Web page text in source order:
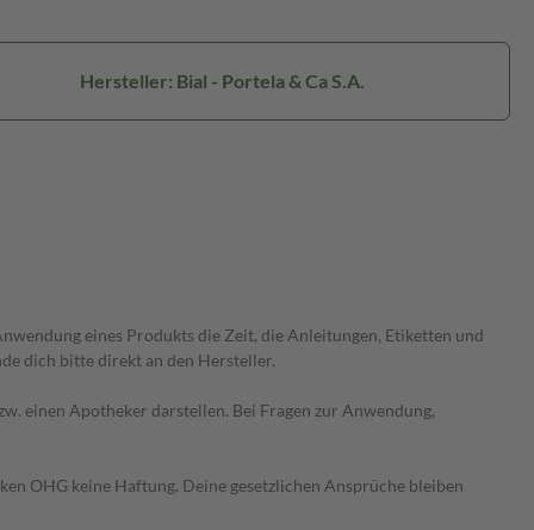
Hersteller: Bial - Portela & Ca S.A.
eines Produkts die Zeit, die Anleitungen, Etiketten und
dich bitte direkt an den Hersteller.
einen Apotheker darstellen. Bei Fragen zur Anwendung,
OHG keine Haftung. Deine gesetzlichen Ansprüche bleiben